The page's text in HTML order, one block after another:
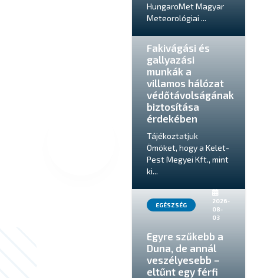
HungaroMet Magyar
Meteorológiai ...
KÖZBIZTONSÁG
Fakivágási és
gallyazási
munkák a
villamos hálózat
védőtávolságának
biztosítása
érdekében
Tájékoztatjuk
Ömöket, hogy a Kelet-
Pest Megyei Kft., mint
ki...
EGÉSZSÉG
2026-
08-
03
Egyre szűkebb a
Duna, de annál
veszélyesebb –
eltűnt egy férfi